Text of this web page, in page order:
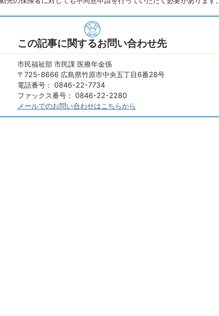
この記事に関するお問い合わせ先
市民福祉部 市民課 医療年金係
〒725-8666 広島県竹原市中央五丁目6番28号
電話番号： 0846-22-7734
ファックス番号： 0846-22-2280
メールでのお問い合わせはこちらから